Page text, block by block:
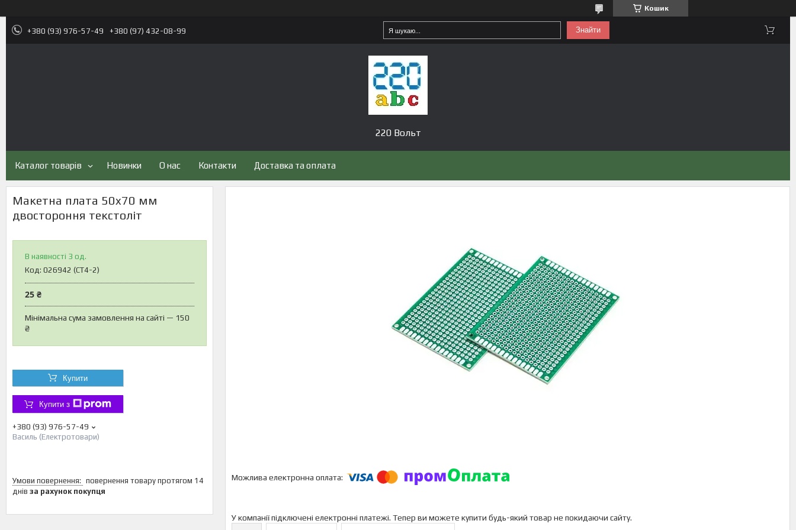
Кошик
+380 (93) 976-57-49 +380 (97) 432-08-99 Знайти
220 Вольт
Каталог товарів Новинки О нас Контакти Доставка та оплата
Макетна плата 50x70 мм
двостороння текстоліт
В наявності 3 од.
Код: 026942 (CT4-2)
25 ₴
Мінімальна сума замовлення на сайті — 150
₴
Купити
Купити з
+380 (93) 976-57-49
Василь (Електротовари)
повернення товару протягом 14
днів за рахунок покупця
У компанії підключені електронні платежі. Тепер ви можете купити будь-який товар не покидаючи сайту.